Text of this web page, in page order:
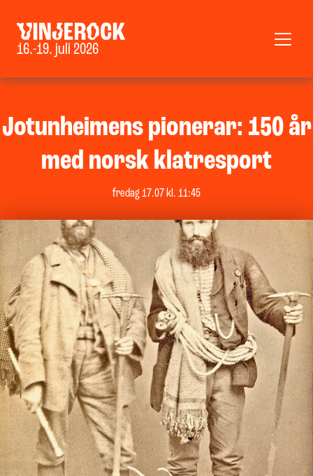
16.-19. juli 2026
Jotunheimens pionerar: 150 år
med norsk klatresport
fredag 17.07 kl. 11:45